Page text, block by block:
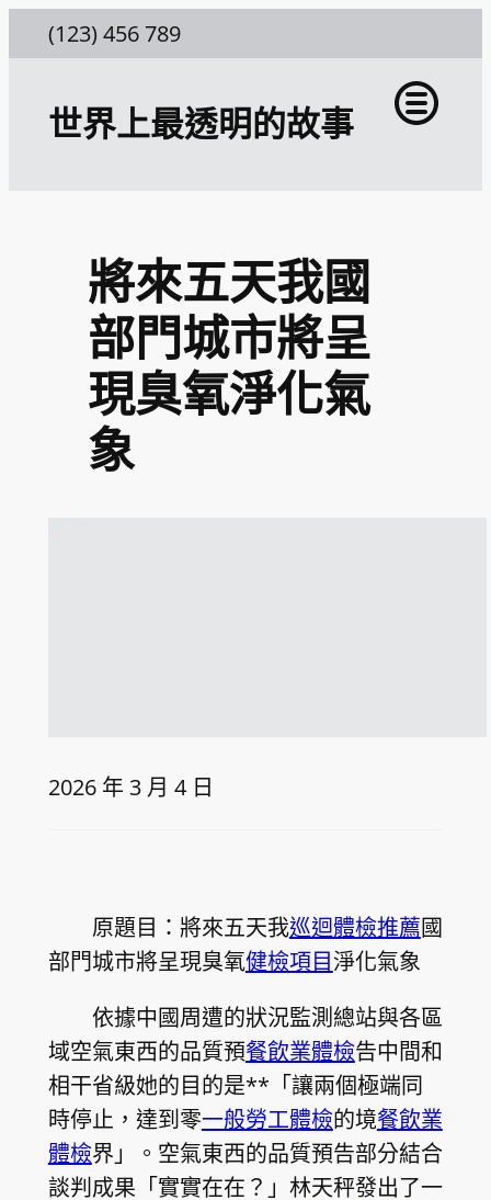
至
(123) 456 789
世界上最透明的故事
將來五天我國
部門城市將呈
現臭氧淨化氣
象
2026 年 3 月 4 日
原題目：將來五天我巡迴體檢推薦國
部門城市將呈現臭氧健檢項目淨化氣象
依據中國周遭的狀況監測總站與各區
域空氣東西的品質預餐飲業體檢告中間和
相干省級她的目的是**「讓兩個極端同
時停止，達到零一般勞工體檢的境餐飲業
體檢界」。空氣東西的品質預告部分結合
談判成果「實實在在？」林天秤發出了一